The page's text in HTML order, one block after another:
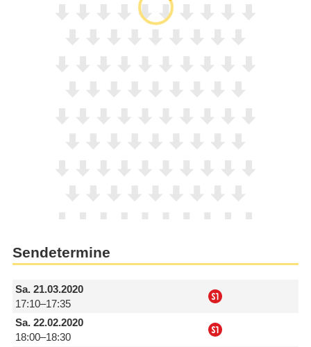
Sendetermine
Sa.21.03.2020
17:10–17:35
Sa.22.02.2020
18:00–18:30